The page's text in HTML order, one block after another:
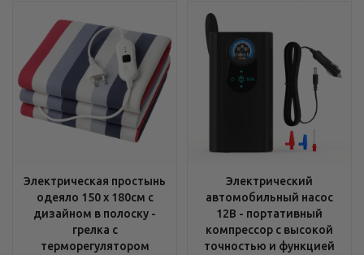
Электрическая простынь
одеяло 150 х 180см с
дизайном в полоску -
грелка с
терморегулятором
Электрический
автомобильный насос
12В - портативный
компрессор с высокой
точностью и функцией